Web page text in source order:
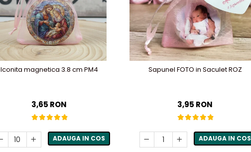
Iconita magnetica 3.8 cm PM4
3,65 RON
ADAUGA IN COS
Sapunel FOTO in Saculet ROZ
3,95 RON
ADAUGA IN COS